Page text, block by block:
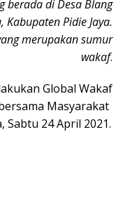
berada di Desa Blang
Kabupaten Pidie Jaya.
merupakan sumur
wakaf.
Global Wakaf
Masyarakat
Sabtu 24 April 2021.